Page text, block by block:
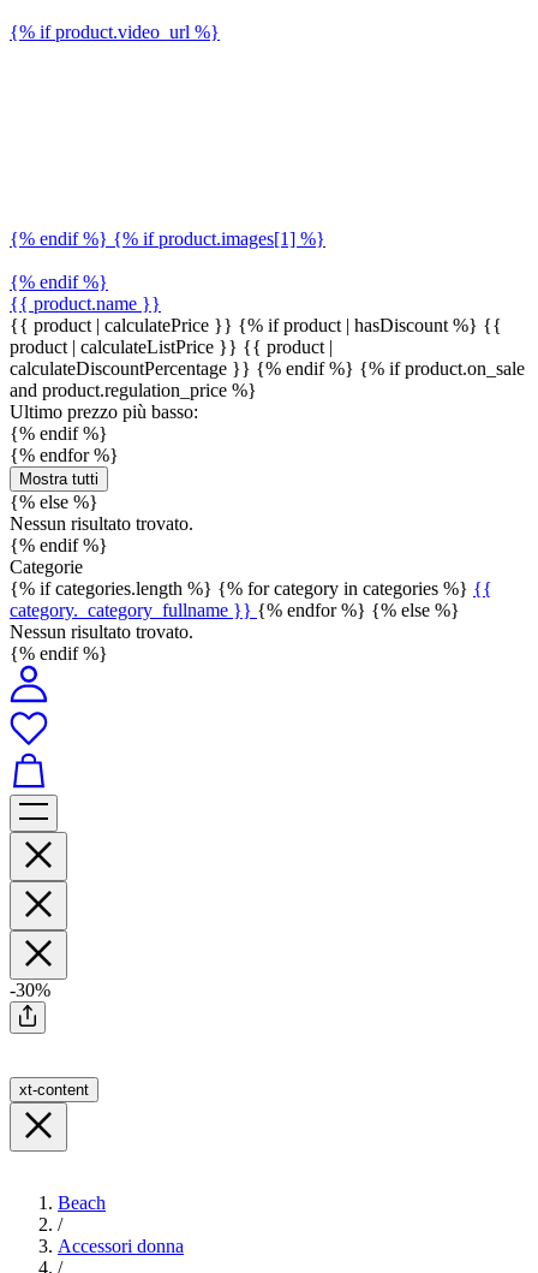
{% if product.video_url %}
{% endif %} {% if product.images[1] %}
{% endif %}
{{ product.name }}
{{ product | calculatePrice }} {% if product | hasDiscount %} {{
product | calculateListPrice }} {{ product |
calculateDiscountPercentage }} {% endif %} {% if product.on_sale
and product.regulation_price %}
Ultimo prezzo più basso:
{% endif %}
{% endfor %}
Mostra tutti
{% else %}
Nessun risultato trovato.
{% endif %}
Categorie
{% if categories.length %} {% for category in categories %} {{
category._category_fullname }} {% endfor %} {% else %}
Nessun risultato trovato.
{% endif %}
-30%
xt-content
Beach
/
Accessori donna
/